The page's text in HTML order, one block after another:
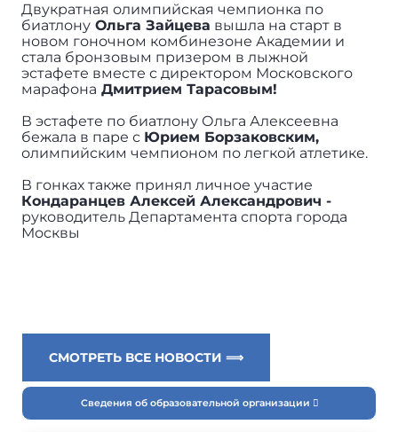
Двукратная олимпийская чемпионка по
биатлонуОльга Зайцева вышла на старт в
новом гоночном комбинезоне Академии и
стала бронзовым призером в лыжной
эстафете вместе с директором Московского
марафона Дмитрием Тарасовым!
В эстафете по биатлону Ольга Алексеевна
бежала в паре с Юрием Борзаковским,
олимпийским чемпионом по легкой атлетике.
В гонках также принял личное участие
Кондаранцев Алексей Александрович -
руководитель Департамента спорта города
Москвы
СМОТРЕТЬ ВСЕ НОВОСТИ ⟹
Сведения об образовательной организации